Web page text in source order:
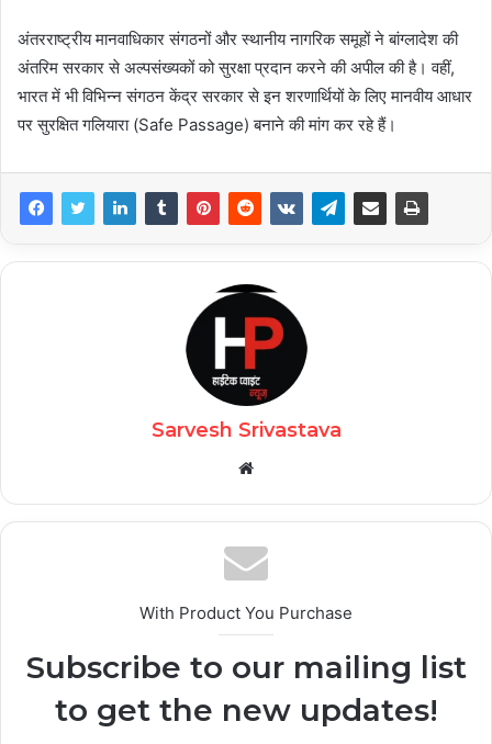
अंतरराष्ट्रीय मानवाधिकार संगठनों और स्थानीय नागरिक समूहों ने बांग्लादेश की
अंतरिम सरकार से अल्पसंख्यकों को सुरक्षा प्रदान करने की अपील की है। वहीं,
भारत में भी विभिन्न संगठन केंद्र सरकार से इन शरणार्थियों के लिए मानवीय आधार
पर सुरक्षित गलियारा (Safe Passage) बनाने की मांग कर रहे हैं।
Sarvesh Srivastava
Website
With Product You Purchase
Subscribe to our mailing list
to get the new updates!